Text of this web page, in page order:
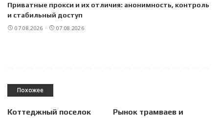
Приватные прокси и их отличия: анонимность, контроль
и стабильный доступ
07.08.2026 07.08.2026
Похожее
Коттеджный поселок
Рынок трамваев и